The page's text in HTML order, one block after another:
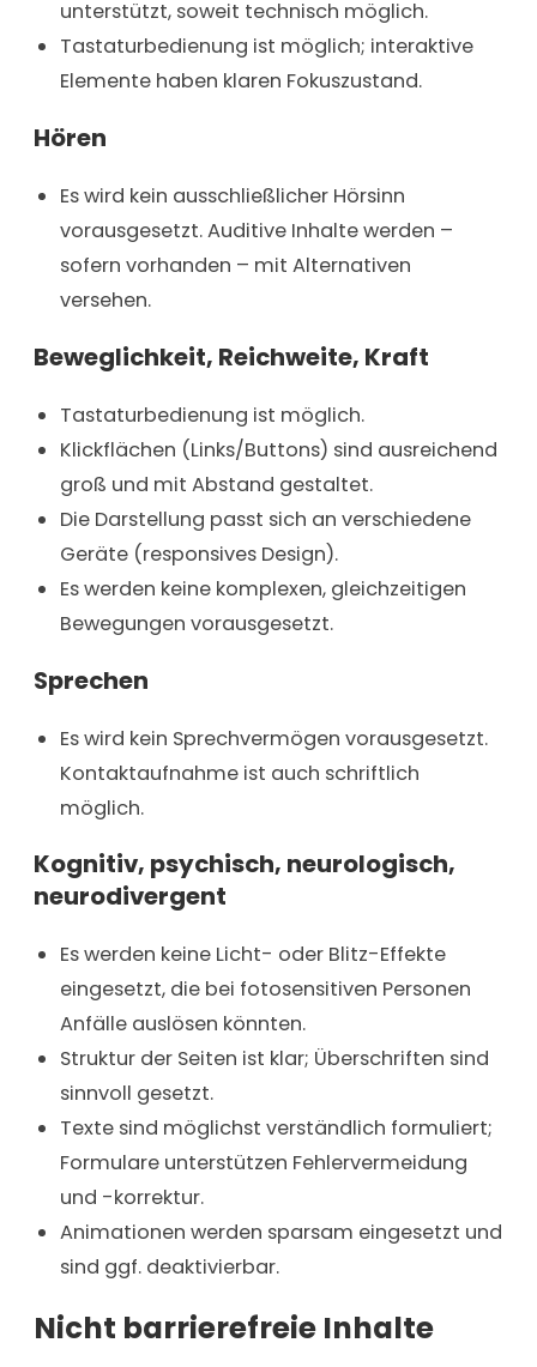
unterstützt, soweit technisch möglich.
Tastaturbedienung ist möglich; interaktive
Elemente haben klaren Fokuszustand.
Hören
Es wird kein ausschließlicher Hörsinn
vorausgesetzt. Auditive Inhalte werden –
sofern vorhanden – mit Alternativen
versehen.
Beweglichkeit, Reichweite, Kraft
Tastaturbedienung ist möglich.
Klickflächen (Links/Buttons) sind ausreichend
groß und mit Abstand gestaltet.
Die Darstellung passt sich an verschiedene
Geräte (responsives Design).
Es werden keine komplexen, gleichzeitigen
Bewegungen vorausgesetzt.
Sprechen
Es wird kein Sprechvermögen vorausgesetzt.
Kontaktaufnahme ist auch schriftlich
möglich.
Kognitiv, psychisch, neurologisch,
neurodivergent
Es werden keine Licht- oder Blitz-Effekte
eingesetzt, die bei fotosensitiven Personen
Anfälle auslösen könnten.
Struktur der Seiten ist klar; Überschriften sind
sinnvoll gesetzt.
Texte sind möglichst verständlich formuliert;
Formulare unterstützen Fehlervermeidung
und -korrektur.
Animationen werden sparsam eingesetzt und
sind ggf. deaktivierbar.
Nicht barrierefreie Inhalte